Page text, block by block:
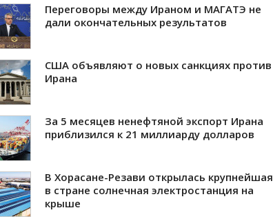
Переговоры между Ираном и МАГАТЭ не
дали окончательных результатов
США объявляют о новых санкциях против
Ирана
За 5 месяцев ненефтяной экспорт Ирана
приблизился к 21 миллиарду долларов
В Хорасане-Резави открылась крупнейшая
в стране солнечная электростанция на
крыше